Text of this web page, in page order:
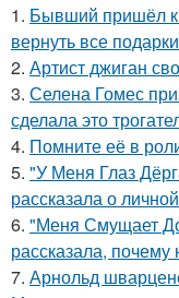
1. Бывший пришёл к
вернуть все
2. Артист джиган
3. Селена Гомес
сделала это
4. Помните её в
5. "У Меня Глаз
рассказала о
6. "Меня Смущает
рассказала, почему
7. Арнольд